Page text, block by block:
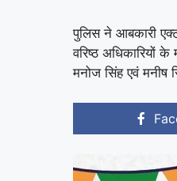
पुलिस ने आबकारी
वरिष्ठ अधिकारियों
मनोज सिंह एवं मनीष